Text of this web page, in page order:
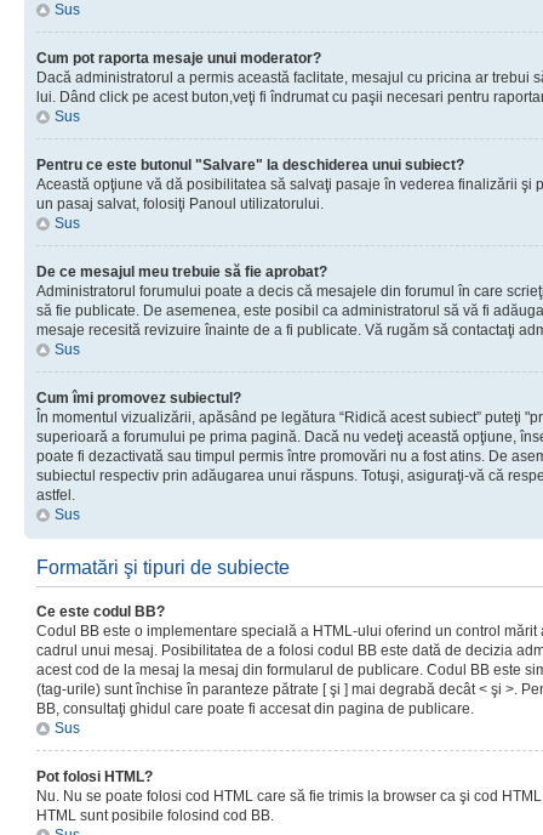
Sus
Cum pot raporta mesaje unui moderator?
Dacă administratorul a permis această faclitate, mesajul cu pricina ar trebui
lui. Dând click pe acest buton,veţi fi îndrumat cu paşii necesari pentru
Sus
Pentru ce este butonul "Salvare" la deschiderea unui subiect?
Această opţiune vă dă posibilitatea să salvaţi pasaje în vederea finalizării şi
un pasaj salvat, folosiţi Panoul utilizatorului.
Sus
De ce mesajul meu trebuie să fie aprobat?
Administratorul forumului poate a decis că mesajele din forumul în care
să fie publicate. De asemenea, este posibil ca administratorul să vă fi
mesaje recesită revizuire înainte de a fi publicate. Vă rugăm să contactaţi
Sus
Cum îmi promovez subiectul?
În momentul vizualizării, apăsând pe legătura “Ridică acest subiect” puteţi
superioară a forumului pe prima pagină. Dacă nu vedeţi această opţiune,
poate fi dezactivată sau timpul permis între promovări nu a fost atins. De
subiectul respectiv prin adăugarea unui răspuns. Totuşi, asiguraţi-vă că
astfel.
Sus
Formatări şi tipuri de subiecte
Ce este codul BB?
Codul BB este o implementare specială a HTML-ului oferind un control
cadrul unui mesaj. Posibilitatea de a folosi codul BB este dată de decizia
acest cod de la mesaj la mesaj din formularul de publicare. Codul BB este
(tag-urile) sunt închise în paranteze pătrate [ şi ] mai degrabă decât < şi >.
BB, consultaţi ghidul care poate fi accesat din pagina de publicare.
Sus
Pot folosi HTML?
Nu. Nu se poate folosi cod HTML care să fie trimis la browser ca şi cod
HTML sunt posibile folosind cod BB.